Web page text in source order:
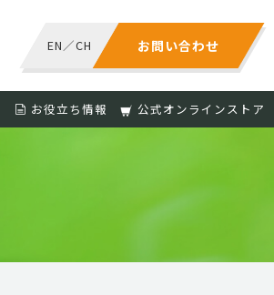
お問い合わせ
EN／CH
お役立ち情報 公式オンラインストア